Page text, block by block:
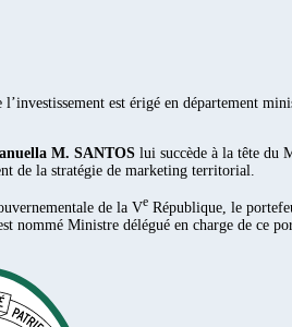
est érigé en département
M. SANTOS lui succède à la tête du
de la stratégie de marketing territorial.
de la Ve République, le
nommé Ministre délégué en charge de ce